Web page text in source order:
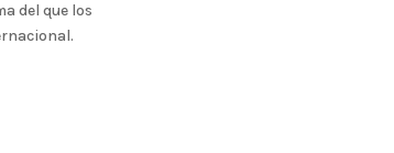
del que los